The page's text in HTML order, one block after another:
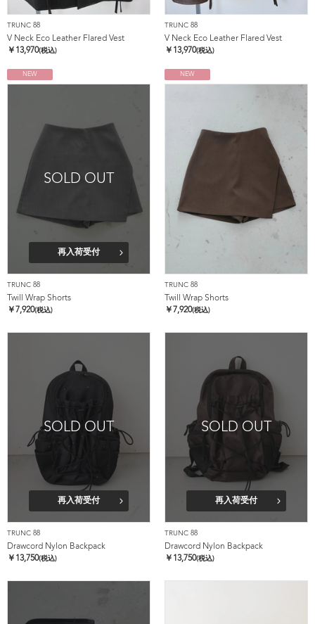
TRUNC 88
V Neck Eco Leather Flared Vest
￥ 13,970(税込)
TRUNC 88
V Neck Eco Leather Flared Vest
￥ 13,970(税込)
NEW
SOLD OUT
再入荷受付
TRUNC 88
Twill Wrap Shorts
￥ 7,920(税込)
NEW
TRUNC 88
Twill Wrap Shorts
￥ 7,920(税込)
SOLD OUT
再入荷受付
TRUNC 88
Drawcord Nylon Backpack
￥ 13,750(税込)
SOLD OUT
再入荷受付
TRUNC 88
Drawcord Nylon Backpack
￥ 13,750(税込)